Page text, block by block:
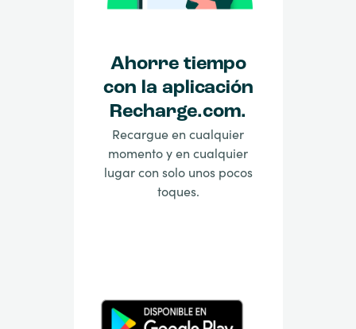
Ahorre tiempo
con la aplicación
Recharge.com.
Recargue en cualquier
momento y en cualquier
lugar con solo unos pocos
toques.